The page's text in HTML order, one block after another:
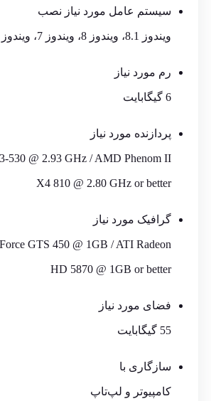
سیستم عامل مورد نیاز نصب
ویندوز 8.1، ویندوز 8، ویندوز 7، ویندوز 10
رم مورد نیاز
6 گیگابایت
پردازنده مورد نیاز
530 @ 2.93 GHz / AMD Phenom II
X4 810 @ 2.80 GHz or better
گرافیک مورد نیاز
GTS 450 @ 1GB / ATI Radeon
HD 5870 @ 1GB or better
فضای مورد نیاز
55 گیگابایت
سازگاری با
کامپیوتر و لپ‌تاپ